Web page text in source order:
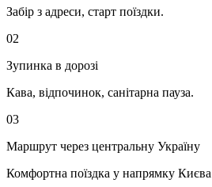
Забір з адреси, старт поїздки.
02
Зупинка в дорозі
Кава, відпочинок, санітарна пауза.
03
Маршрут через центральну Україну
Комфортна поїздка у напрямку